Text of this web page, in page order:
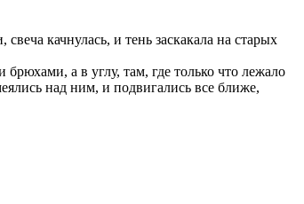
качнулась, и тень заскакала на старых
а в углу, там, где только что лежало
над ним, и подвигались все ближе,